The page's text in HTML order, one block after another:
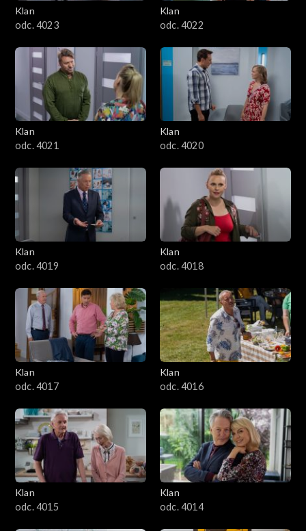
Klan
odc. 4023
Klan
odc. 4022
Klan
odc. 4021
Klan
odc. 4020
Klan
odc. 4019
Klan
odc. 4018
Klan
odc. 4017
Klan
odc. 4016
Klan
odc. 4015
Klan
odc. 4014